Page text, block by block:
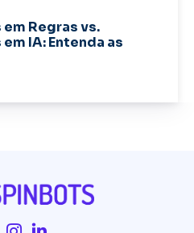
Regras vs.
IA: Entenda as